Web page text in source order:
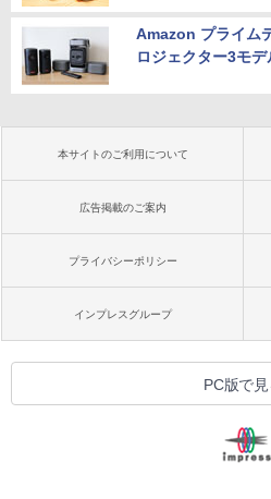
Amazon プライム
ロジェクター3モ
本サイトのご利用について
広告掲載のご案内
プライバシーポリシー
インプレスグループ
PC版で見